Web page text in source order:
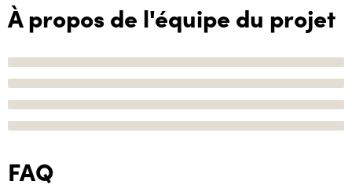
À propos de l'équipe du projet
FAQ